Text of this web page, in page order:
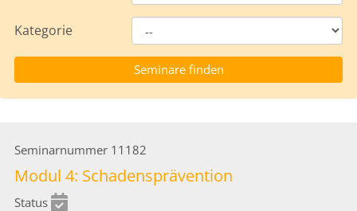
Kategorie
Seminarnummer 11182
Modul 4: Schadensprävention
Status